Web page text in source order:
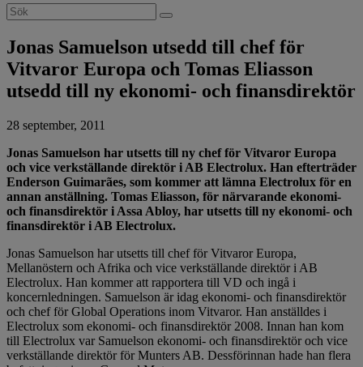
Search
for:
Jonas Samuelson utsedd till chef för
Vitvaror Europa och Tomas Eliasson
utsedd till ny ekonomi- och finansdirektör
28 september, 2011
Jonas Samuelson har utsetts till ny chef för Vitvaror Europa
och vice verkställande direktör i AB Electrolux. Han efterträder
Enderson Guimarães, som kommer att lämna Electrolux för en
annan anställning. Tomas Eliasson, för närvarande ekonomi-
och finansdirektör i Assa Abloy, har utsetts till ny ekonomi- och
finansdirektör i AB Electrolux.
Jonas Samuelson har utsetts till chef för Vitvaror Europa,
Mellanöstern och Afrika och vice verkställande direktör i AB
Electrolux. Han kommer att rapportera till VD och ingå i
koncernledningen. Samuelson är idag ekonomi- och finansdirektör
och chef för Global Operations inom Vitvaror. Han anställdes i
Electrolux som ekonomi- och finansdirektör 2008. Innan han kom
till Electrolux var Samuelson ekonomi- och finansdirektör och vice
verkställande direktör för Munters AB. Dessförinnan hade han flera